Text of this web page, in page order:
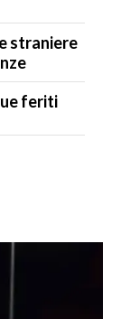
straniere
feriti